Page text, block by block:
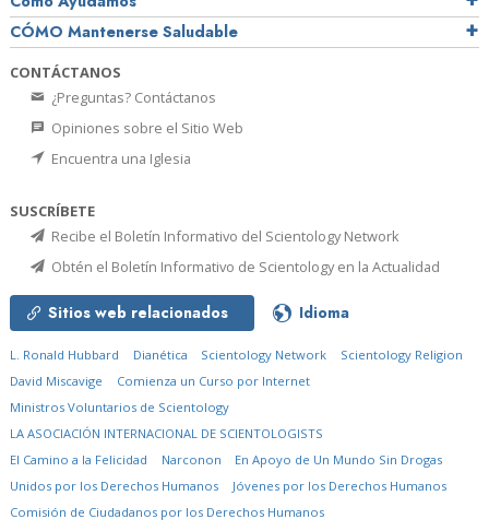
CÓMO Mantenerse Saludable
CONTÁCTANOS
¿Preguntas? Contáctanos
Opiniones sobre el Sitio Web
Encuentra una Iglesia
SUSCRÍBETE
Recibe el Boletín Informativo del Scientology Network
Obtén el Boletín Informativo de Scientology en la Actualidad
Sitios web relacionados Idioma
L. Ronald Hubbard Dianética Scientology Network
Scientology Religion
David Miscavige
Comienza un Curso por Internet
Ministros Voluntarios de Scientology
LA ASOCIACIÓN INTERNACIONAL DE SCIENTOLOGISTS
El Camino a la Felicidad
Narconon
En Apoyo de Un Mundo Sin Drogas
Unidos por los Derechos Humanos
Jóvenes por los Derechos Humanos
Comisión de Ciudadanos por los Derechos Humanos